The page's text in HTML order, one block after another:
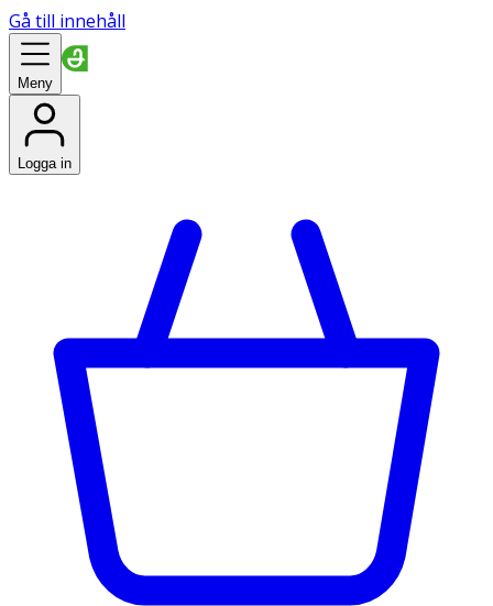
Gå till innehåll
Meny
Logga in